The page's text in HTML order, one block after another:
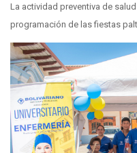
La actividad preventiva de
programación de las fiestas